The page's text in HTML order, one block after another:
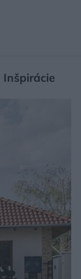
Inšpirácie